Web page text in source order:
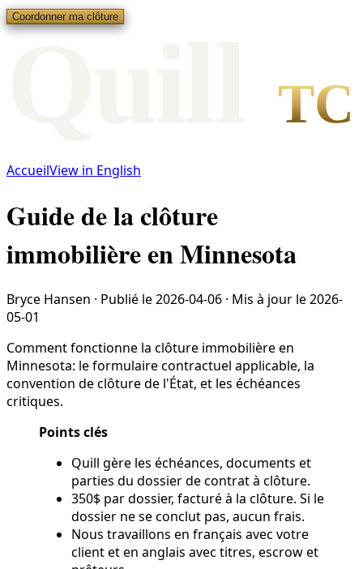
Coordonner ma clôture
TC
AccueilView in English
Guide de la clôture
immobilière en Minnesota
Bryce Hansen · Publié le2026-04-06 · Mis à jour le2026-
05-01
Comment fonctionne la clôture immobilière en
Minnesota: le formulaire contractuel applicable, la
convention de clôture de l'État, et les échéances
critiques.
Points clés
Quill gère les échéances, documents et
parties du dossier de contrat à clôture.
350$ par dossier, facturé à la clôture. Si le
dossier ne se conclut pas, aucun frais.
Nous travaillons en français avec votre
client et en anglais avec titres, escrow et